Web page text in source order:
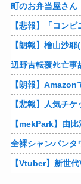
【朗報】
【mekPark】由
全裸シャンパンタ